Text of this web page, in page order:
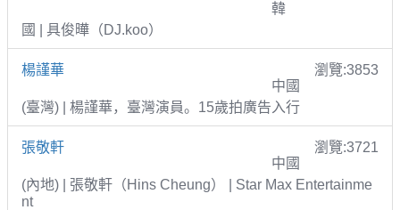
韓
國 | 具俊曄（DJ.koo）
楊謹華
瀏覽:3853
中國
(臺灣) | 楊謹華，臺灣演員。15歲拍廣告入行
張敬軒
瀏覽:3721
中國
(內地) | 張敬軒（Hins Cheung） | Star Max Entertainme
nt